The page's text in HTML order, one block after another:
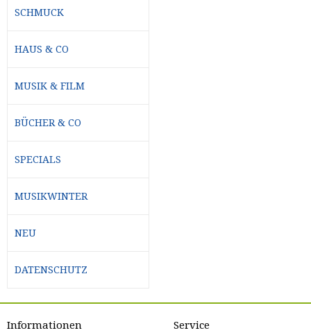
SCHMUCK
HAUS & CO
MUSIK & FILM
BÜCHER & CO
SPECIALS
MUSIKWINTER
NEU
DATENSCHUTZ
Informationen Service